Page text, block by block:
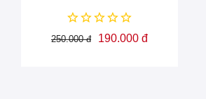
250.000 đ 190.000 đ